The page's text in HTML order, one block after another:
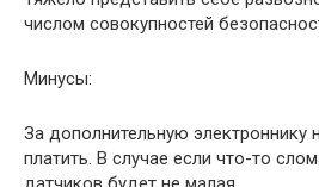
числом совокупностей
Минусы:
За дополнительную
платить. В случае если что-то